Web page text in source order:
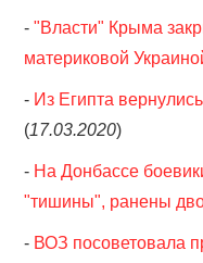
-"Власти" Крыма
материковой
- Из Египта
(17.03.2020)
- На Донбассе
"тишины", ранены
- ВОЗ посоветовала